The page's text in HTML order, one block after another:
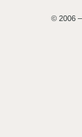
© 2006